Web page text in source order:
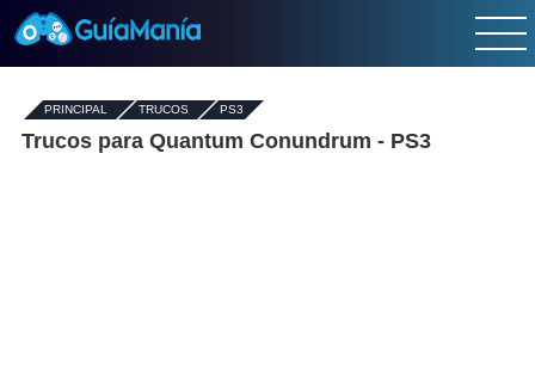
PRINCIPAL - TRUCOS- PS3
Trucos para Quantum Conundrum - PS3